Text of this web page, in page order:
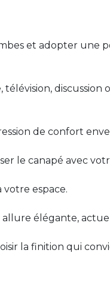
et adopter une
discussion
de confort
le canapé avec
votre espace.
élégante,
la finition qui